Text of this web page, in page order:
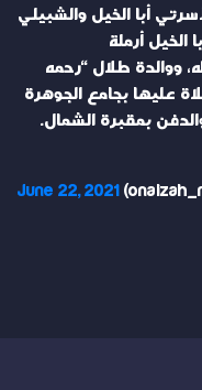
أبا الخيل والشبيلي
الخيل أرملة
ووالدة طلال "رحمه
عليها بجامع الجوهرة
بمقبرة الشمال.
June 22, 2021